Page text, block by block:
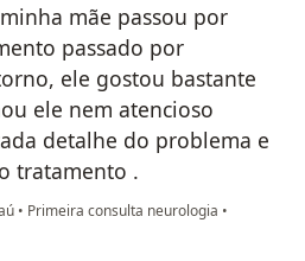
mãe passou por
passado por
ele gostou bastante
ele nem atencioso
detalhe do problema e
tratamento .
• Primeira consulta neurologia •
mendola